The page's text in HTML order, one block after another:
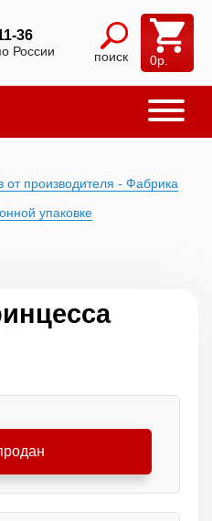
36
России поиск 0р.
от производителя - Фабрика
упаковке